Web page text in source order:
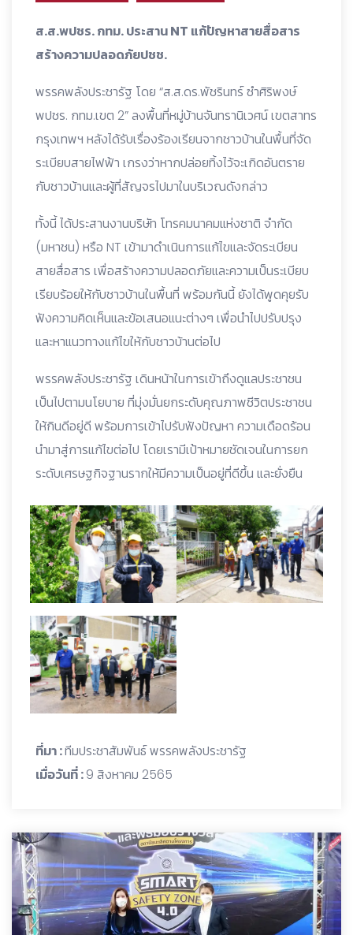
ส.ส.พปชร. กทม. ประสาน NT แก้ปัญหาสายสื่อสาร
สร้างความปลอดภัยปชช.
พรรคพลังประชารัฐ โดย “ส.ส.ดร.พัชรินทร์ ซำศิริพงษ์
พปชร. กทม.เขต 2” ลงพื้นที่หมู่บ้านจันทรานิเวศน์ เขตสาทร
กรุงเทพฯ หลังได้รับเรื่องร้องเรียนจากชาวบ้านในพื้นที่จัด
ระเบียบสายไฟฟ้า เกรงว่าหากปล่อยทิ้งไว้จะเกิดอันตราย
กับชาวบ้านและผู้ที่สัญจรไปมาในบริเวณดังกล่าว
ทั้งนี้ ได้ประสานงานบริษัท โทรคมนาคมแห่งชาติ จำกัด
(มหาชน) หรือ NT เข้ามาดำเนินการแก้ไขและจัดระเบียน
สายสื่อสาร เพื่อสร้างความปลอดภัยและความเป็นระเบียบ
เรียบร้อยให้กับชาวบ้านในพื้นที่ พร้อมกันนี้ ยังได้พูดคุยรับ
ฟังความคิดเห็นและข้อเสนอแนะต่างๆ เพื่อนำไปปรับปรุง
และหาแนวทางแก้ไขให้กับชาวบ้านต่อไป
พรรคพลังประชารัฐ เดินหน้าในการเข้าถึงดูแลประชาชน
เป็นไปตามนโยบาย ที่มุ่งมั่นยกระดับคุณภาพชีวิตประชาชน
ให้กินดีอยู่ดี พร้อมการเข้าไปรับฟังปัญหา ความเดือดร้อน
นำมาสู่การแก้ไขต่อไป โดยเรามีเป้าหมายชัดเจนในการยก
ระดับเศรษฐกิจฐานรากให้มีความเป็นอยู่ที่ดีขึ้น และยั่งยืน
ที่มา :ทีมประชาสัมพันธ์ พรรคพลังประชารัฐ
เมื่อวันที่ :9 สิงหาคม 2565